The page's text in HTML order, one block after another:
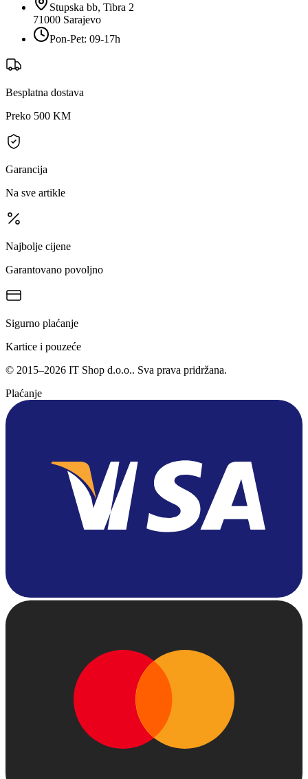
Stupska bb, Tibra 2
71000 Sarajevo
Pon-Pet: 09-17h
Besplatna dostava
Preko 500 KM
Garancija
Na sve artikle
Najbolje cijene
Garantovano povoljno
Sigurno plaćanje
Kartice i pouzeće
© 2015–2026 IT Shop d.o.o.. Sva prava pridržana.
Plaćanje